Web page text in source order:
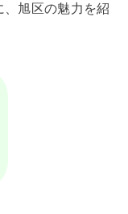
旭区の魅力を紹